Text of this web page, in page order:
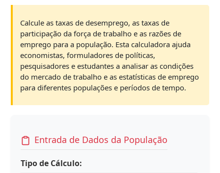
Calcule as taxas de desemprego, as taxas de
participação da força de trabalho e as razões de
emprego para a população. Esta calculadora ajuda
economistas, formuladores de políticas,
pesquisadores e estudantes a analisar as condições
do mercado de trabalho e as estatísticas de emprego
para diferentes populações e períodos de tempo.
Entrada de Dados da População
Tipo de Cálculo: